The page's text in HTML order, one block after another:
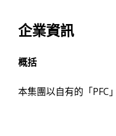
企業資訊
概括
本集團以自有的「PFC